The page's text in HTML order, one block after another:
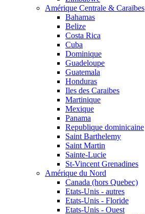
Amérique Centrale & Caraïbes
Bahamas
Belize
Costa Rica
Cuba
Dominique
Guadeloupe
Guatemala
Honduras
Iles des Caraibes
Martinique
Mexique
Panama
Republique dominicaine
Saint Barthelemy
Saint Martin
Sainte-Lucie
St-Vincent Grenadines
Amérique du Nord
Canada (hors Quebec)
Etats-Unis - autres
Etats-Unis - Floride
Etats-Unis - Ouest